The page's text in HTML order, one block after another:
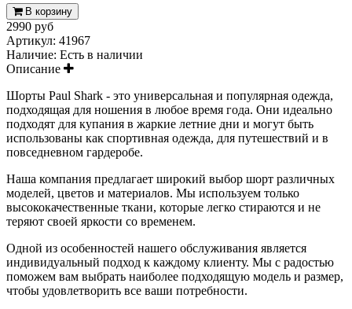
В корзину
2990 руб
Артикул: 41967
Наличие: Есть в наличии
Описание
Шорты Paul Shark - это универсальная и популярная одежда,
подходящая для ношения в любое время года. Они идеально
подходят для купания в жаркие летние дни и могут быть
использованы как спортивная одежда, для путешествий и в
повседневном гардеробе.
Наша компания предлагает широкий выбор шорт различных
моделей, цветов и материалов. Мы используем только
высококачественные ткани, которые легко стираются и не
теряют своей яркости со временем.
Одной из особенностей нашего обслуживания является
индивидуальный подход к каждому клиенту. Мы с радостью
поможем вам выбрать наиболее подходящую модель и размер,
чтобы удовлетворить все ваши потребности.